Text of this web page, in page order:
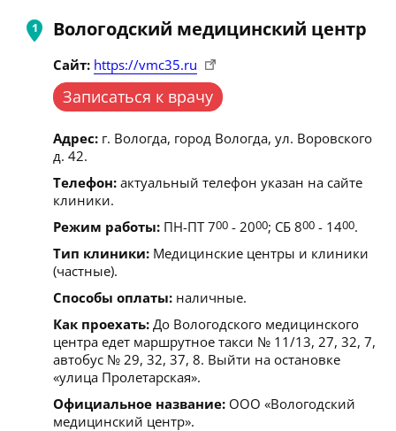
Вологодский медицинский центр
Сайт: https://vmc35.ru
Записаться к врачу
Адрес: г. Вологда, город Вологда, ул. Воровского
д. 42.
Телефон: актуальный телефон указан на сайте
клиники.
Режим работы: ПН-ПТ 700 - 2000; СБ 800 - 1400.
Тип клиники: Медицинские центры и клиники
(частные).
Способы оплаты: наличные.
Как проехать: До Вологодского медицинского
центра едет маршрутное такси № 11/13, 27, 32, 7,
автобус № 29, 32, 37, 8. Выйти на остановке
«улица Пролетарская».
Официальное название: ООО «Вологодский
медицинский центр».